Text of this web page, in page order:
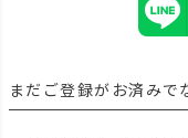
まだご登録がお済みで